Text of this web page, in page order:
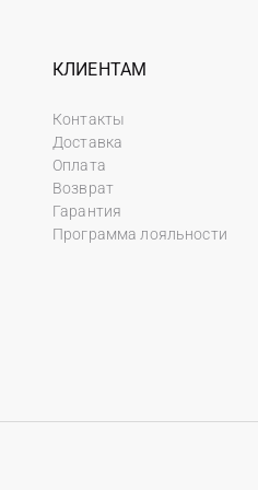
КЛИЕНТАМ
Контакты
Доставка
Оплата
Возврат
Гарантия
Программа лояльности